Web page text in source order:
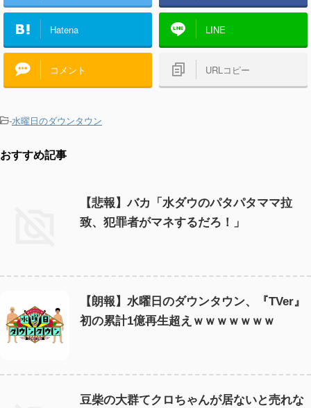
Hatena LINE
コメント URLコピー
-水曜日のダウンタウン
おすすめ記事
【悲報】バカ「水ダウのパタパタママ拉
致、犯罪者がマネするだろ！」
【朗報】水曜日のダウンタウン、『TVer』
初の累計1億再生超えｗｗｗｗｗｗｗ
豆柴の大群てクロちゃんが居ないと売れな